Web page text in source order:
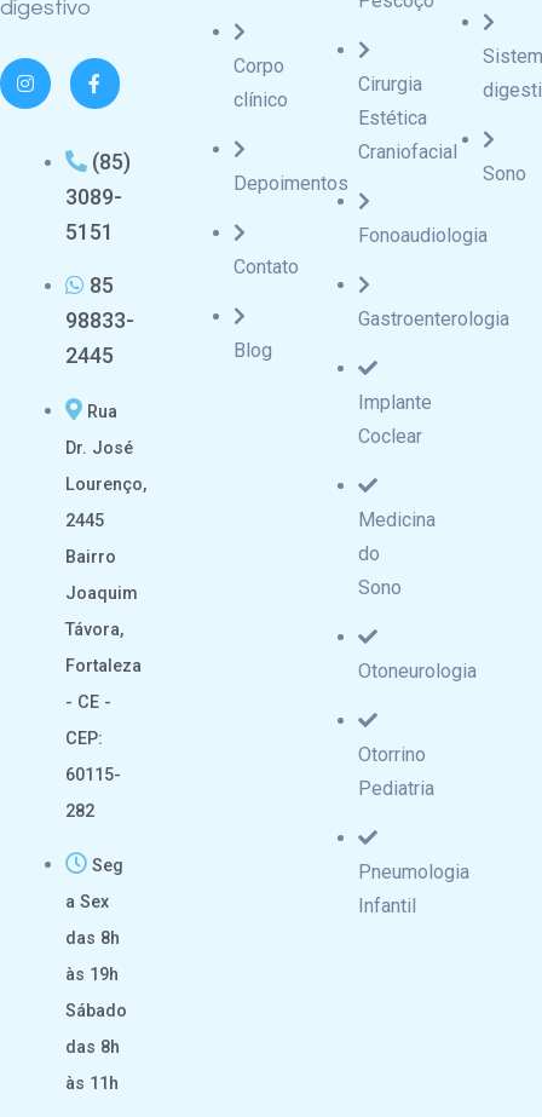
digestivo
(85)
3089-
5151
85
98833-
2445
Rua
Dr. José
Lourenço,
2445
Bairro
Joaquim
Távora,
Fortaleza
- CE -
CEP:
60115-
282
Seg
a Sex
das 8h
às 19h
Sábado
das 8h
às 11h
Corpo
clínico
Depoimentos
Contato
Blog
Cirurgia
Estética
Craniofacial
Fonoaudiologia
Gastroenterologia
Implante
Coclear
Medicina
do
Sono
Otoneurologia
Otorrino
Pediatria
Pneumologia
Infantil
Sono